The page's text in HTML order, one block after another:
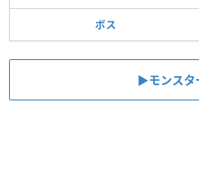
ボス
▶モンスタ